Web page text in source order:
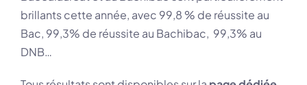
brillants cette année, avec 99,8 % de réussite au
Bac, 99,3% de réussite au Bachibac, 99,3% au
DNB…